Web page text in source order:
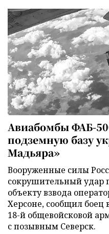
Авиабомбы ФАБ-
подземную базу
Мадьяра»
Вооруженные силы
сокрушительный удар
объекту взвода
Херсоне, сообщил боец
18-й общевойсковой
с позывным Северск.